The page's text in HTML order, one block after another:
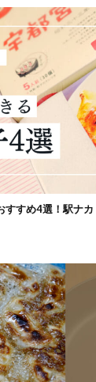
すすめ4選！駅ナ